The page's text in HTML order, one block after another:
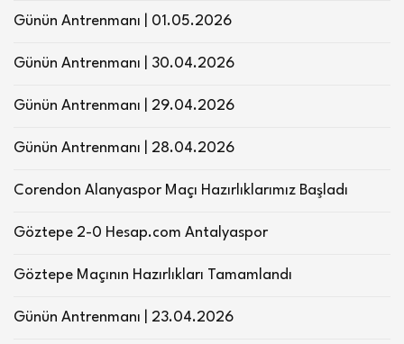
Günün Antrenmanı | 01.05.2026
Günün Antrenmanı | 30.04.2026
Günün Antrenmanı | 29.04.2026
Günün Antrenmanı | 28.04.2026
Corendon Alanyaspor Maçı Hazırlıklarımız Başladı
Göztepe 2-0 Hesap.com Antalyaspor
Göztepe Maçının Hazırlıkları Tamamlandı
Günün Antrenmanı | 23.04.2026